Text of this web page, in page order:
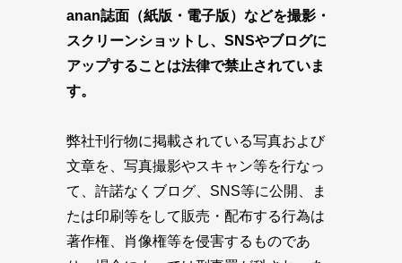
anan誌面（紙版・電子版）などを撮影・
スクリーンショットし、SNSやブログに
アップすることは法律で禁止されていま
す。
弊社刊行物に掲載されている写真および
文章を、写真撮影やスキャン等を行なっ
て、許諾なくブログ、SNS等に公開、ま
たは印刷等をして販売・配布する行為は
著作権、肖像権等を侵害するものであ